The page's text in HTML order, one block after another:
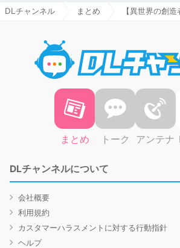
DLチャンネル まとめ 【異世界の創
まとめ トーク アンテナ
DLチャンネルについて
会社概要
利用規約
カスタマーハラスメントに対する行動指針
ヘルプ